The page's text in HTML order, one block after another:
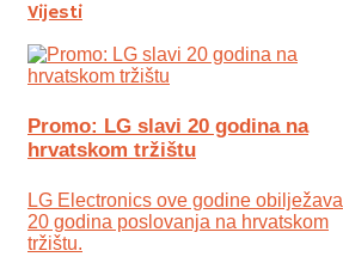
Vijesti
Promo: LG slavi 20 godina na
hrvatskom tržištu
LG Electronics ove godine obilježava
20 godina poslovanja na hrvatskom
tržištu.